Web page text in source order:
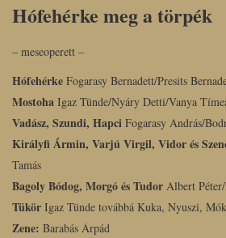
Hófehérke meg a törpék
– meseoperett –
Hófehérke Fogarasy Bernadett/Presits
Mostoha Igaz Tünde/Nyáry Detti/Vanya
Vadász, Szundi, Hapci Fogarasy András/
Királyfi Ármin, Varjú Virgil, Vidor és
Tamás
Bagoly Bódog, Morgó és Tudor Albert
Tükör Igaz Tünde továbbá Kuka, Nyuszi,
Zene: Barabás Árpád